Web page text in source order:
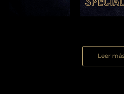
Leer